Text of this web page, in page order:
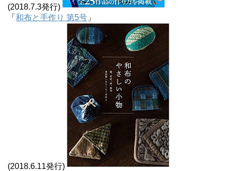
(2018.7.3発行)
「 和布と手作り 第5号 」
(2018.6.11発行)